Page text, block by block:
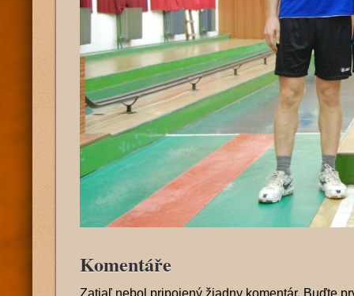
Komentáře
Zatiaľ nebol pripojený žiadny komentár. Buďte